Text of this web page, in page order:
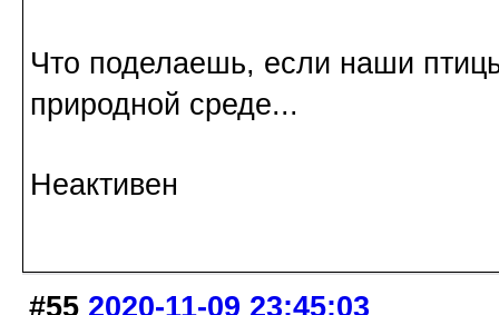
Что поделаешь, если наши
природной среде...
Неактивен
#55 2020-11-09 23:45:03